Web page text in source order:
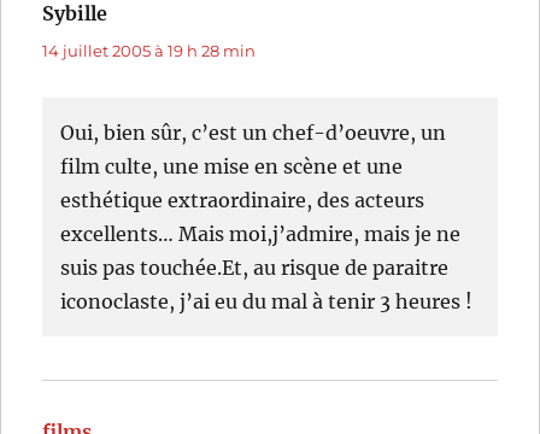
Sybille
14 juillet 2005 à 19 h 28 min
Oui, bien sûr, c’est un chef-d’oeuvre, un
film culte, une mise en scène et une
esthétique extraordinaire, des acteurs
excellents… Mais moi,j’admire, mais je ne
suis pas touchée.Et, au risque de paraitre
iconoclaste, j’ai eu du mal à tenir 3 heures !